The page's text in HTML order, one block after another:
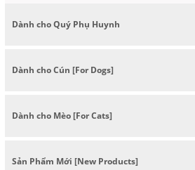
Dành cho Quý Phụ Huynh
Dành cho Cún [For Dogs]
Dành cho Mèo [For Cats]
Sản Phẩm Mới [New Products]